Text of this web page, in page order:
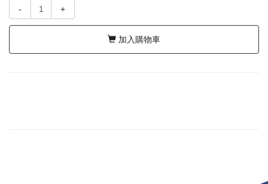
- +
加入購物車